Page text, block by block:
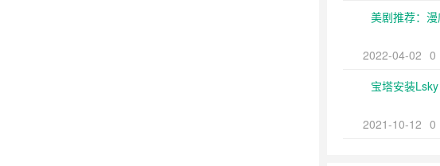
美剧推荐：
2022-04-02 0
宝塔安装
2021-10-12 0